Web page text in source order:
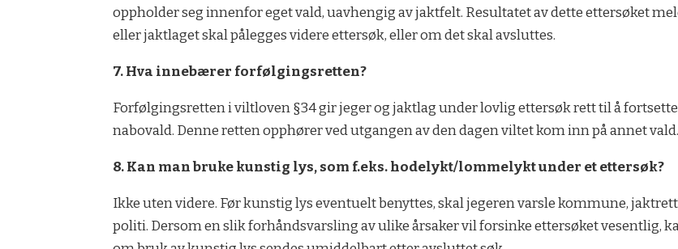
oppholder seg innenfor eget vald, uavhengig av jaktfelt. Resultatet av dette ettersøket
eller jaktlaget skal pålegges videre ettersøk, eller om det skal avsluttes.
7. Hva innebærer forfølgingsretten?
Forfølgingsretten i viltloven §34 gir jeger og jaktlag under lovlig ettersøk rett til å
nabovald. Denne retten opphører ved utgangen av den dagen viltet kom inn på annet vald.
8. Kan man bruke kunstig lys, som f.eks. hodelykt/lommelykt under et ettersøk?
Ikke uten videre. Før kunstig lys eventuelt benyttes, skal jegeren varsle kommune,
politi. Dersom en slik forhåndsvarsling av ulike årsaker vil forsinke ettersøket vesentlig,